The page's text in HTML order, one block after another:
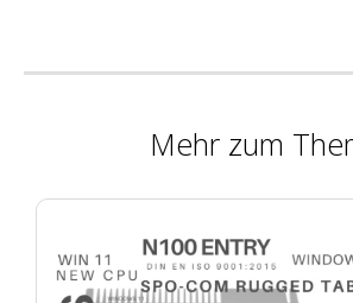
Mehr zum